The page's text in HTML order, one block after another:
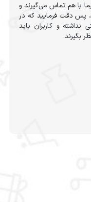
با هم تماس می‌گیرند و
پس دقت فرمایید که در
و کاربران باید
بگیرند.